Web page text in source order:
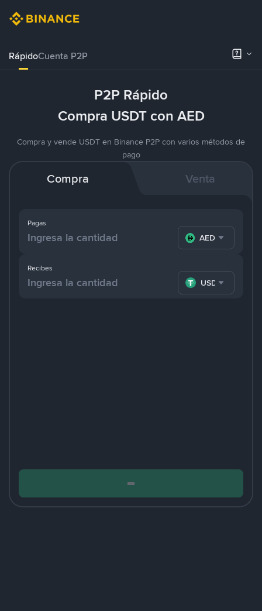
RápidoCuenta P2P
P2P Rápido
Compra USDT con AED
Compra y vende USDT en Binance P2P con varios métodos de
pago
Compra Venta
Pagas
AED
Recibes
USDT